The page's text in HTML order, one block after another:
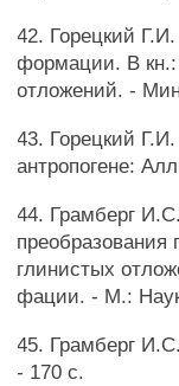
42. Горецкий
формации. В кн.:
отложений. -
43. Горецкий
антропогене:
44. Грамберг
преобразования
глинистых
фации. - М.:
45. Грамберг
- 170 с.